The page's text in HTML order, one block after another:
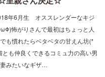
年6月生 オススレンダーなキジ
怖がりさんで最初はちょっと人
も慣れたらベタベタの甘えん坊(*
とも仲良くできるコミュ力の高い男
みたいなギザ…